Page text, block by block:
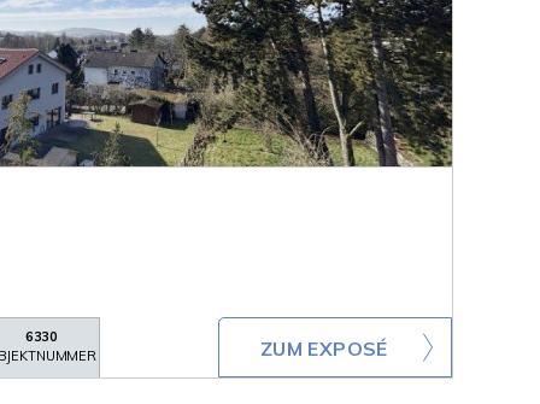
6330
ZUM EXPOSÉ